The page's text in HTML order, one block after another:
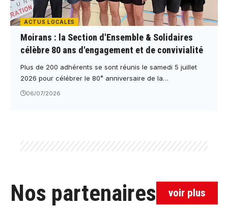
ACTUS LOCALES
Moirans : la Section d'Ensemble & Solidaires
célèbre 80 ans d'engagement et de convivialité
Plus de 200 adhérents se sont réunis le samedi 5 juillet
2026 pour célébrer le 80ᵉ anniversaire de la…
06/07/2026
Nos partenaires voir plus